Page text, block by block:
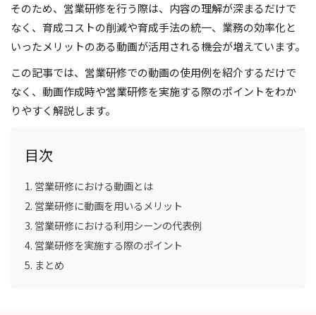
そのため、営業研修を行う際は、内容の理解が深まるだけで
なく、育成コストの削減や育成手法の統一、業務の効率化と
いったメリットのある動画が活用される機会が増えています。
この記事では、営業研修での動画の使用例を紹介するだけで
なく、動画作成時や営業研修を実施する際のポイントをわか
りやすく解説します。
目次
営業研修における動画とは
営業研修に動画を用いるメリット
営業研修における利用シーンの代表例
営業研修を実施する際のポイント
まとめ